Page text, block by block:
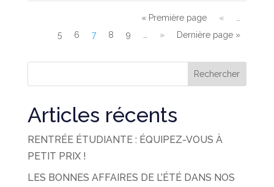
« Première page «
5
6 7 8 9 » Dernière page »
Rechercher
Articles récents
RENTRÉE ÉTUDIANTE : ÉQUIPEZ-VOUS À
PETIT PRIX !
LES BONNES AFFAIRES DE L’ÉTÉ DANS NOS